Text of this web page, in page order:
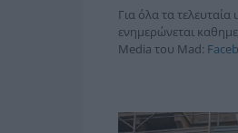
Για όλα τα
ενημερώνεται
Media του Mad: